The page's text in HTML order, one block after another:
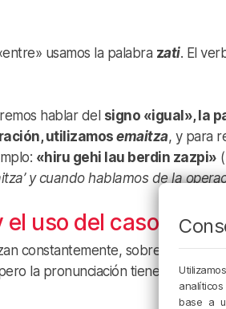
usamos la palabra zati. El
hablar del signo «igual», la
utilizamos emaitza, y para
«hiru gehi lau berdin zazpi»
y cuando hablamos de la
uso del caso
constantemente, sobre todo al
la pronunciación tiene sus
base a